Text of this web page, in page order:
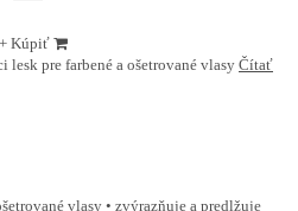
+ Kúpiť
pre farbené a ošetrované vlasy Čítať
vlasy • zvýrazňuje a predlžuje